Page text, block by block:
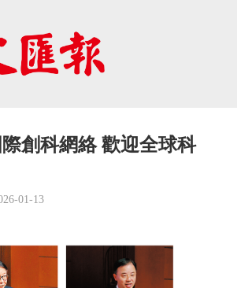
創科網絡 歡迎全球科
01-13